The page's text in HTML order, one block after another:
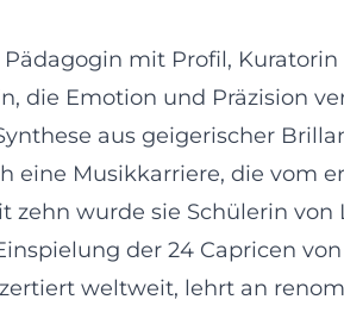
mit Profil,
die Emotion und Präzision
aus geigerischer
eine Musikkarriere, die vom
wurde sie Schülerin
der 24 Capricen
weltweit, lehrt an